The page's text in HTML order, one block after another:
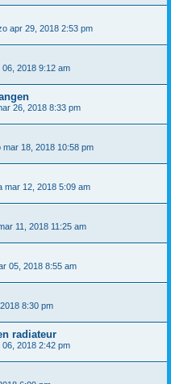
apr 29, 2018 2:53 pm
2018 9:12 am
26, 2018 8:33 pm
mar 18, 2018 10:58 pm
mar 12, 2018 5:09 am
11, 2018 11:25 am
05, 2018 8:55 am
8:30 pm
radiateur
06, 2018 2:42 pm